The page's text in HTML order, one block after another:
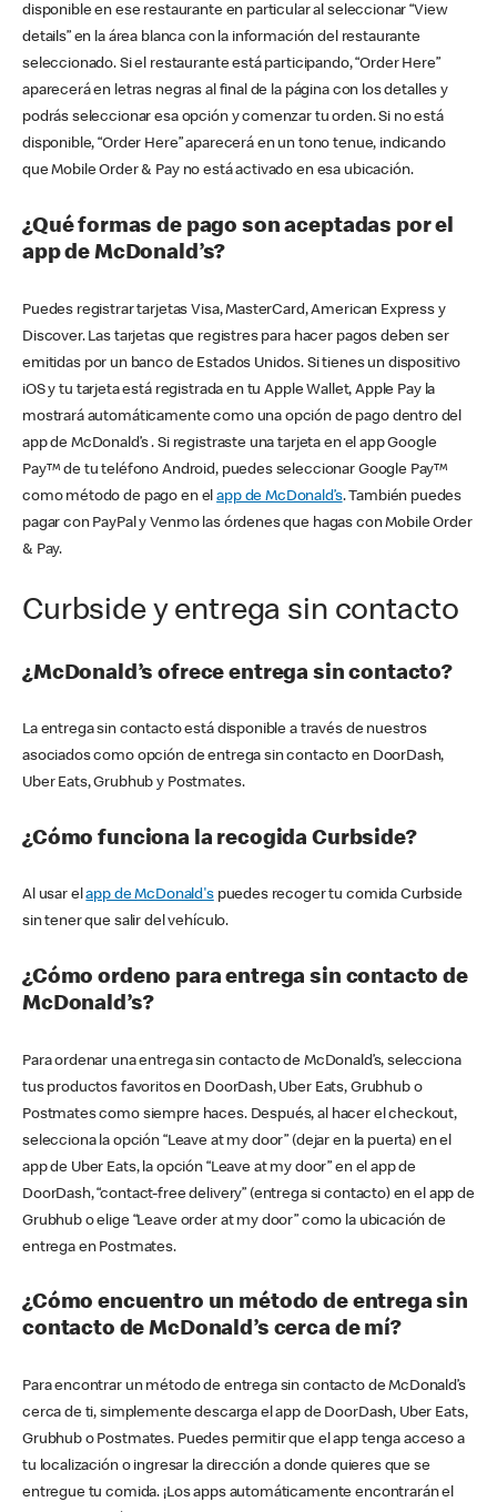
disponible en ese restaurante en particular al seleccionar “View
details” en la área blanca con la información del restaurante
seleccionado. Si el restaurante está participando, “Order Here”
aparecerá en letras negras al final de la página con los detalles y
podrás seleccionar esa opción y comenzar tu orden. Si no está
disponible, “Order Here” aparecerá en un tono tenue, indicando
que Mobile Order & Pay no está activado en esa ubicación.
¿Qué formas de pago son aceptadas por el
app de McDonald’s?
Puedes registrar tarjetas Visa, MasterCard, American Express y
Discover. Las tarjetas que registres para hacer pagos deben ser
emitidas por un banco de Estados Unidos. Si tienes un dispositivo
iOS y tu tarjeta está registrada en tu Apple Wallet, Apple Pay la
mostrará automáticamente como una opción de pago dentro del
app de McDonald’s . Si registraste una tarjeta en el app Google
Pay™ de tu teléfono Android, puedes seleccionar Google Pay™
como método de pago en elapp de McDonald’s. También puedes
pagar con PayPal y Venmo las órdenes que hagas con Mobile Order
& Pay.
Curbside y entrega sin contacto
¿McDonald’s ofrece entrega sin contacto?
La entrega sin contacto está disponible a través de nuestros
asociados como opción de entrega sin contacto en DoorDash,
Uber Eats, Grubhub y Postmates.
¿Cómo funciona la recogida Curbside?
Al usar elapp de McDonald'spuedes recoger tu comida Curbside
sin tener que salir del vehículo.
¿Cómo ordeno para entrega sin contacto de
McDonald’s?
Para ordenar una entrega sin contacto de McDonald’s, selecciona
tus productos favoritos en DoorDash, Uber Eats, Grubhub o
Postmates como siempre haces. Después, al hacer el checkout,
selecciona la opción “Leave at my door” (dejar en la puerta) en el
app de Uber Eats, la opción “Leave at my door” en el app de
DoorDash, “contact-free delivery” (entrega si contacto) en el app de
Grubhub o elige “Leave order at my door” como la ubicación de
entrega en Postmates.
¿Cómo encuentro un método de entrega sin
contacto de McDonald’s cerca de mí?
Para encontrar un método de entrega sin contacto de McDonald’s
cerca de ti, simplemente descarga el app de DoorDash, Uber Eats,
Grubhub o Postmates. Puedes permitir que el app tenga acceso a
tu localización o ingresar la dirección a donde quieres que se
entregue tu comida. ¡Los apps automáticamente encontrarán el